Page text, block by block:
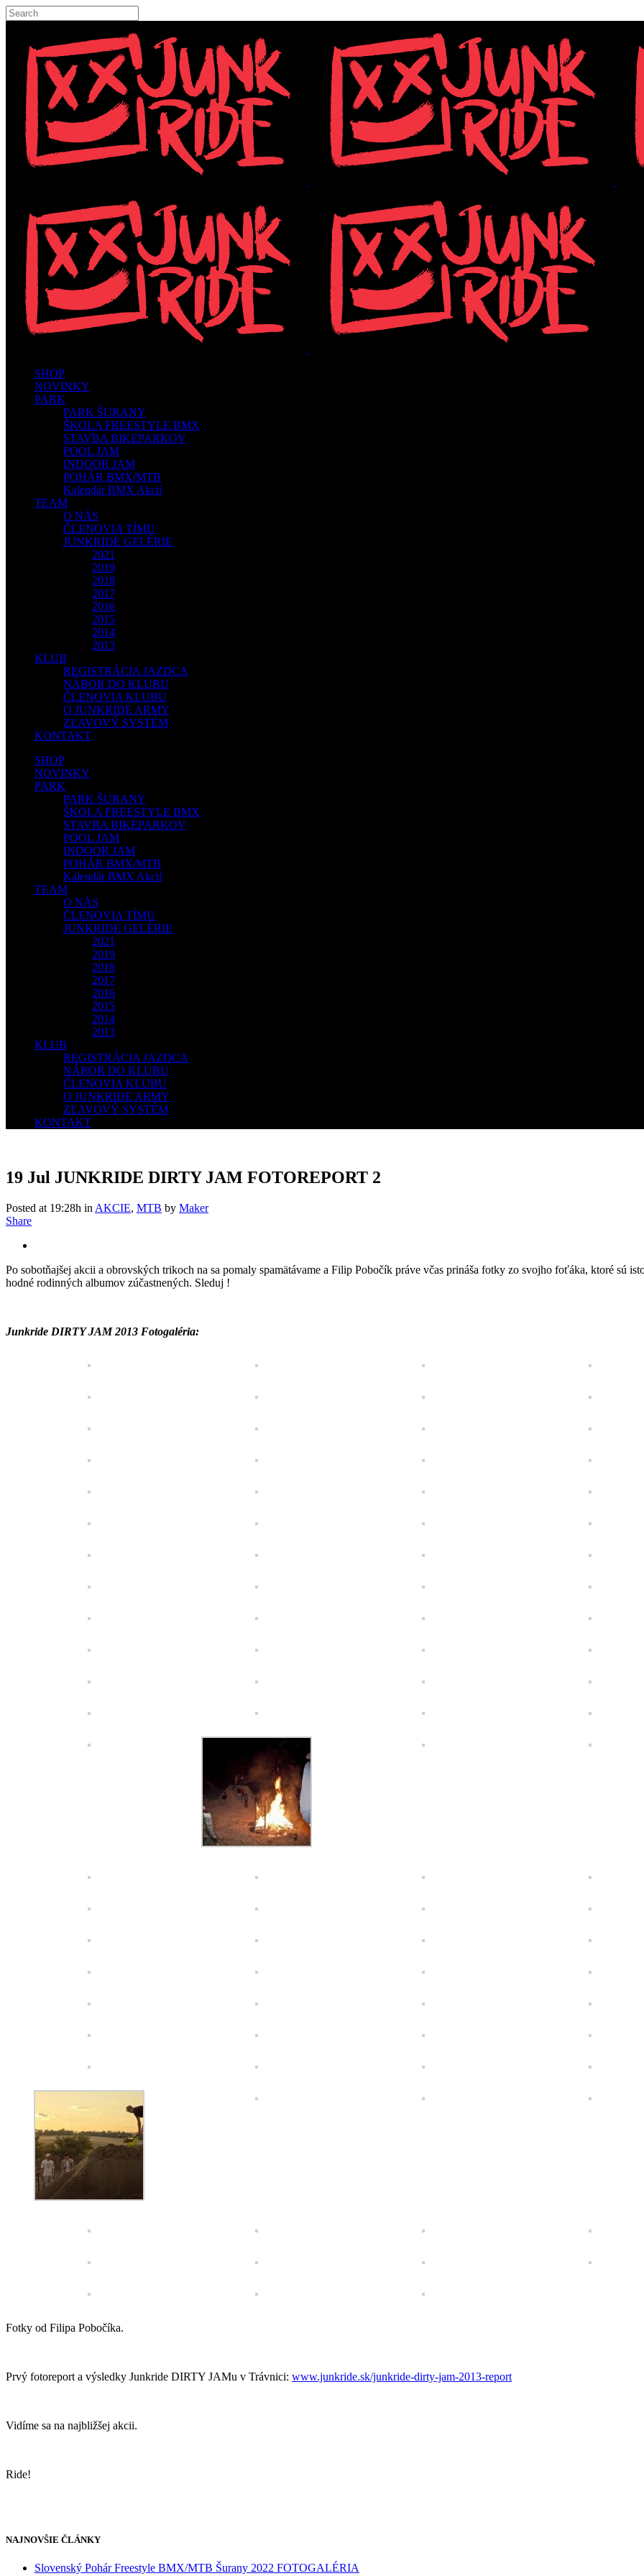
SHOP
NOVINKY
PARK
PARK ŠURANY
ŠKOLA FREESTYLE BMX
STAVBA BIKEPARKOV
POOL JAM
INDOOR JAM
POHÁR BMX/MTB
Kalendár BMX Akcií
TEAM
O NÁS
ČLENOVIA TÍMU
JUNKRIDE GELÉRIE
2021
2019
2018
2017
2016
2015
2014
2013
KLUB
REGISTRÁCIA JAZDCA
NÁBOR DO KLUBU
ČLENOVIA KLUBU
O JUNKRIDE ARMY
ZĽAVOVÝ SYSTÉM
KONTAKT
SHOP
NOVINKY
PARK
PARK ŠURANY
ŠKOLA FREESTYLE BMX
STAVBA BIKEPARKOV
POOL JAM
INDOOR JAM
POHÁR BMX/MTB
Kalendár BMX Akcií
TEAM
O NÁS
ČLENOVIA TÍMU
JUNKRIDE GELÉRIE
2021
2019
2018
2017
2016
2015
2014
2013
KLUB
REGISTRÁCIA JAZDCA
NÁBOR DO KLUBU
ČLENOVIA KLUBU
O JUNKRIDE ARMY
ZĽAVOVÝ SYSTÉM
KONTAKT
19 Jul JUNKRIDE DIRTY JAM FOTOREPORT 2
Posted at 19:28h in AKCIE, MTB by Maker
Share
Po sobotňajšej akcii a obrovských trikoch na sa pomaly spamätávame a Filip Pobočík práve včas prináša fotky zo svojho foťáka, ktoré sú
hodné rodinných albumov zúčastnených. Sleduj !
Junkride DIRTY JAM 2013 Fotogaléria:
Fotky od Filipa Pobočíka.
Prvý fotoreport a výsledky Junkride DIRTY JAMu v Trávnici: www.junkride.sk/junkride-dirty-jam-2013-report
Vidíme sa na najbližšej akcii.
Ride!
NAJNOVŠIE ČLÁNKY
Slovenský Pohár Freestyle BMX/MTB Šurany 2022 FOTOGALÉRIA